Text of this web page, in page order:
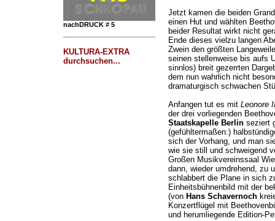
nachDRUCK # 5
KULTURA-EXTRA
durchsuchen...
Jetzt kamen die beiden
einen Hut und wählten
beider Resultat wirkt nicht
Ende dieses vielzu langen
Zwein den größten
seinen stellenweise bis aufs
sinnlos) breit gezerrten
dem nun wahrlich nicht
dramaturgisch schwachen
Anfangen tut es mit Leonore
der drei vorliegenden
Staatskapelle Berlinseziert
(gefühltermaßen:)
sich der Vorhang, und man
wie sie still und schweigend
Großen Musikvereinssaal
dann, wieder umdrehend, zu
schlabbert die Plane in sich
Einheitsbühnenbild mit der
(von Hans Schavernoch
Konzertflügel mit
und herumliegende Edition-